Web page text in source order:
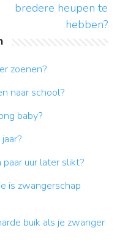
bredere heupen te
hebben?
zoenen?
naar school?
baby?
uur later slikt?
is zwangerschap
buik als je zwanger